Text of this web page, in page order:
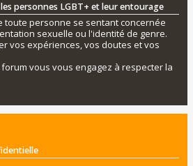
personnes LGBT+ et leur entourage
toute personne se sentant concernée
sexuelle ou l'identité de genre.
vos expériences, vos doutes et vos
vous vous engagez à respecter la